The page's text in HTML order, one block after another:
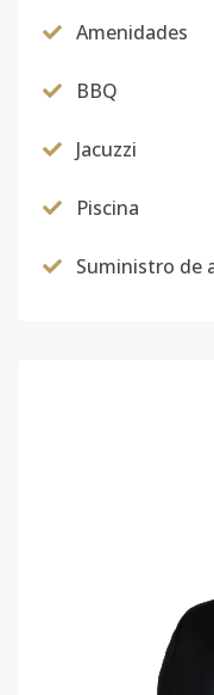
Amenidades
BBQ
Jacuzzi
Piscina
Suministro de